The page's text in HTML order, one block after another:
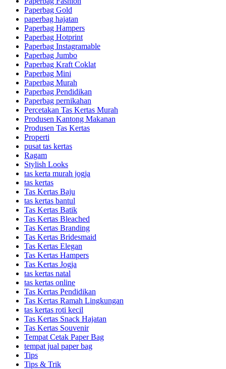
Paperbag Gold
paperbag hajatan
Paperbag Hampers
Paperbag Hotprint
Paperbag Instagramable
Paperbag Jumbo
Paperbag Kraft Coklat
Paperbag Mini
Paperbag Murah
Paperbag Pendidikan
Paperbag pernikahan
Percetakan Tas Kertas Murah
Produsen Kantong Makanan
Produsen Tas Kertas
Properti
pusat tas kertas
Ragam
Stylish Looks
tas kerta murah jogja
tas kertas
Tas Kertas Baju
tas kertas bantul
Tas Kertas Batik
Tas Kertas Bleached
Tas Kertas Branding
Tas Kertas Bridesmaid
Tas Kertas Elegan
Tas Kertas Hampers
Tas Kertas Jogja
tas kertas natal
tas kertas online
Tas Kertas Pendidikan
Tas Kertas Ramah Lingkungan
tas kertas roti kecil
Tas Kertas Snack Hajatan
Tas Kertas Souvenir
Tempat Cetak Paper Bag
tempat jual paper bag
Tips
Tips & Trik